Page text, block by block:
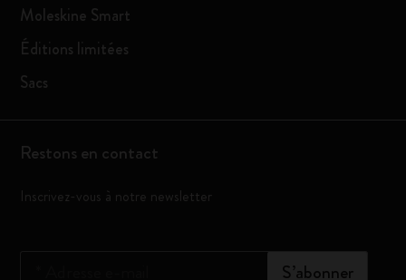
Moleskine Smart
Éditions limitées
Sacs
Restons en contact
Inscrivez-vous à notre newsletter
S’abonner